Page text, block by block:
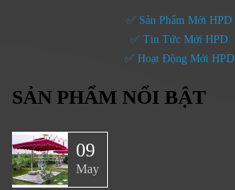
✅ Sản Phẩm Mới HPD
✅ Tin Tức Mới HPD
✅ Hoạt Động Mới HPD
SẢN PHẨM NỔI BẬT
09
May